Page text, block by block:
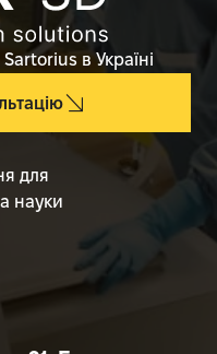
в Україні
для
науки